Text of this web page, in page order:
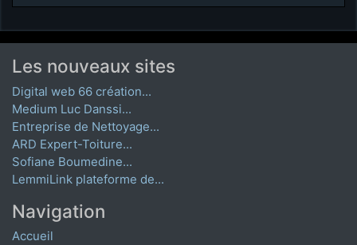
Les nouveaux sites
Digital web 66 création...
Medium Luc Danssi...
Entreprise de Nettoyage...
ARD Expert-Toiture...
Sofiane Boumedine...
LemmiLink plateforme de...
Navigation
Accueil